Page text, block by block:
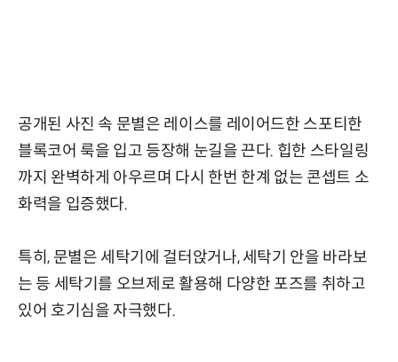
공개된 사진 속 문별은 레이스를 레이어드한 스포티한
블록코어 룩을 입고 등장해 눈길을 끈다. 힙한 스타일링
까지 완벽하게 아우르며 다시 한번 한계 없는 콘셉트 소
화력을 입증했다.
특히, 문별은 세탁기에 걸터앉거나, 세탁기 안을 바라보
는 등 세탁기를 오브제로 활용해 다양한 포즈를 취하고
있어 호기심을 자극했다.